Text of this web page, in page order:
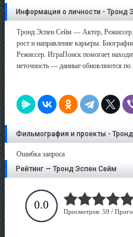
Информация о личности - Тронд
Тронд Эспен Сейм — Актер, Режиссер.
рост и направление карьеры.
Режиссер. ИграПоиск помогает
неточность — данные обновляются по
Фильмография и проекты -
Ошибка запроса
Рейтинг — Тронд Эспен Сейм
0.0
Просмотров: 59 /